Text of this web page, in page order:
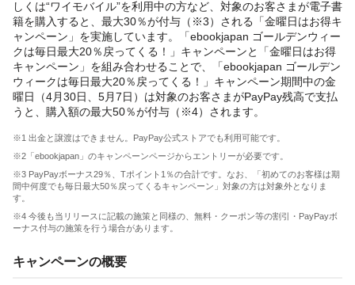
しくは“ワイモバイル”を利用中の方など、対象のお客さまが電子書
籍を購入すると、最大30％が付与（※3）される「金曜日はお得キ
ャンペーン」を実施しています。「ebookjapan ゴールデンウィー
クは毎日最大20％戻ってくる！」キャンペーンと「金曜日はお得
キャンペーン」を組み合わせることで、「ebookjapan ゴールデン
ウィークは毎日最大20％戻ってくる！」キャンペーン期間中の金
曜日（4月30日、5月7日）は対象のお客さまがPayPay残高で支払
うと、購入額の最大50％が付与（※4）されます。
※1 出金と譲渡はできません。PayPay公式ストアでも利用可能です。
※2「ebookjapan」のキャンペーンページからエントリーが必要です。
※3 PayPayボーナス29％、Tポイント1％の合計です。なお、「初めてのお客様は期
間中何度でも毎日最大50％戻ってくるキャンペーン」対象の方は対象外となりま
す。
※4 今後も当リリースに記載の施策と同様の、無料・クーポン等の割引・PayPayボ
ーナス付与の施策を行う場合があります。
キャンペーンの概要